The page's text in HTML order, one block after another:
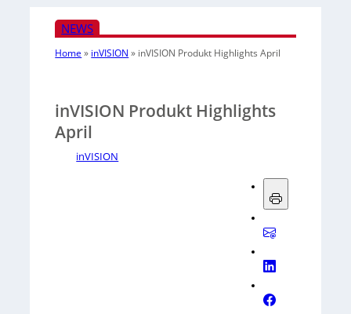
NEWS
Home » inVISION » inVISION Produkt Highlights April
inVISION Produkt Highlights
April
inVISION